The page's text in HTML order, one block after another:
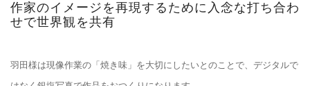
作家のイメージを再現するために入念な打ち合わ
せで世界観を共有
羽田様は現像作業の「焼き味」を大切にしたいとのことで、デジタルで